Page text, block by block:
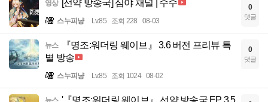
영상 [선약 방송국] 심야 채널 | 수수
스누피냥 Lv.85 조회 228 08-03
0
댓글
뉴스
『명조:워더링 웨이브』 3.6 버전 프리뷰 특
별 방송
스누피냥 Lv.85 조회 1024 08-02
0
댓글
뉴스 '『명조:워더링 웨이브』 선약 방송국 EP 3.5